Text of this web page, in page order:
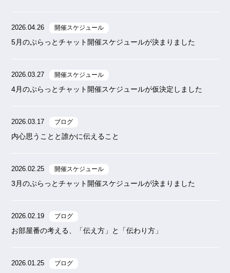
2026.04.26 開催スケジュール
5月のぷらっとチャット開催スケジュールが決まりました
2026.03.27 開催スケジュール
4月のぷらっとチャット開催スケジュールが仮決定しました
2026.03.17 ブログ
内心思うことと誰かに伝えること
2026.02.25 開催スケジュール
3月のぷらっとチャット開催スケジュールが決まりました
2026.02.19 ブログ
お部屋番の考える、「伝え方」と「伝わり方」
2026.01.25 ブログ